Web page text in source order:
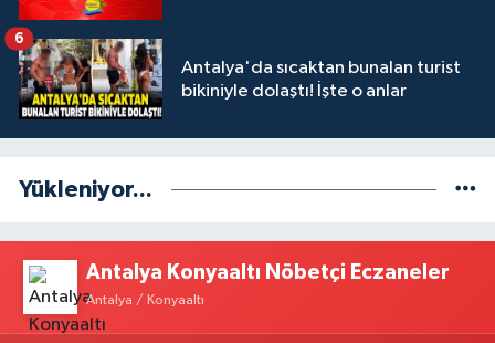
Antalya'da sıcaktan bunalan turist
bikiniyle dolaştı! İşte o anlar
6
Yükleniyor...
Antalya Konyaaltı Nöbetçi Eczaneler
Antalya / Konyaaltı